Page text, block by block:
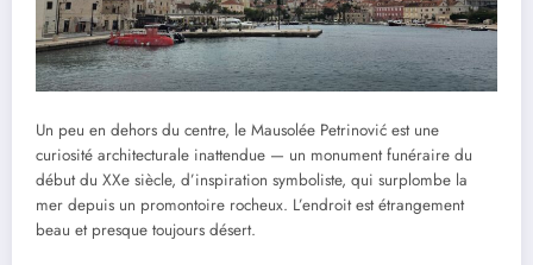
Un peu en dehors du centre, le Mausolée Petrinović est une
curiosité architecturale inattendue — un monument funéraire du
début du XXe siècle, d’inspiration symboliste, qui surplombe la
mer depuis un promontoire rocheux. L’endroit est étrangement
beau et presque toujours désert.